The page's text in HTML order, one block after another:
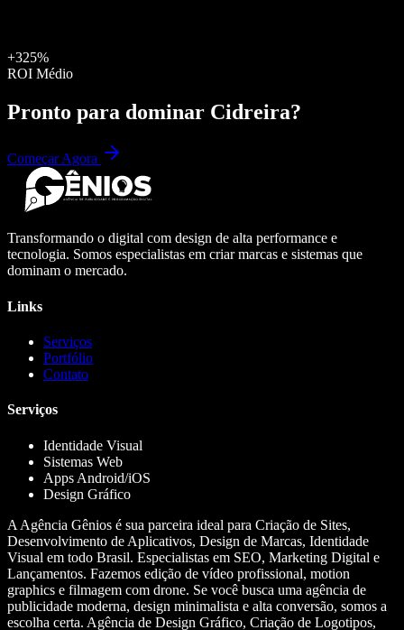
+325%
ROI Médio
Pronto para dominar Cidreira?
Começar Agora
Transformando o digital com design de alta performance e
tecnologia. Somos especialistas em criar marcas e sistemas que
dominam o mercado.
Links
Serviços
Portfólio
Contato
Serviços
Identidade Visual
Sistemas Web
Apps Android/iOS
Design Gráfico
A Agência Gênios é sua parceira ideal para Criação de Sites,
Desenvolvimento de Aplicativos, Design de Marcas, Identidade
Visual em todo Brasil. Especialistas em SEO, Marketing Digital e
Lançamentos. Fazemos edição de vídeo profissional, motion
graphics e filmagem com drone. Se você busca uma agência de
publicidade moderna, design minimalista e alta conversão, somos a
escolha certa. Agência de Design Gráfico, Criação de Logotipos,